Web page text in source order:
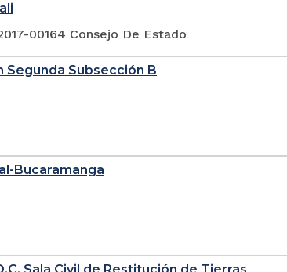
00164 Consejo De Estado
Subsección B
Bucaramanga